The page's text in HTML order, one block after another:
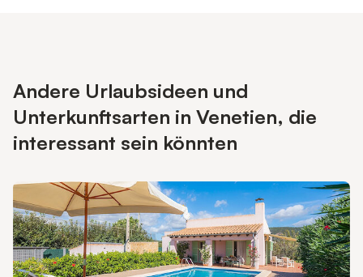
Andere Urlaubsideen und
Unterkunftsarten in Venetien, die
interessant sein könnten